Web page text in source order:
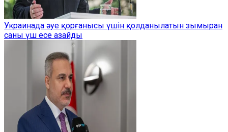
Украинада әуе қорғанысы үшін қолданылатын зымыран
саны үш есе азайды